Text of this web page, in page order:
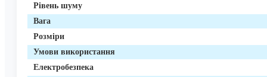
Рівень шуму
Вага
Розміри
Умови використання
Електробезпека